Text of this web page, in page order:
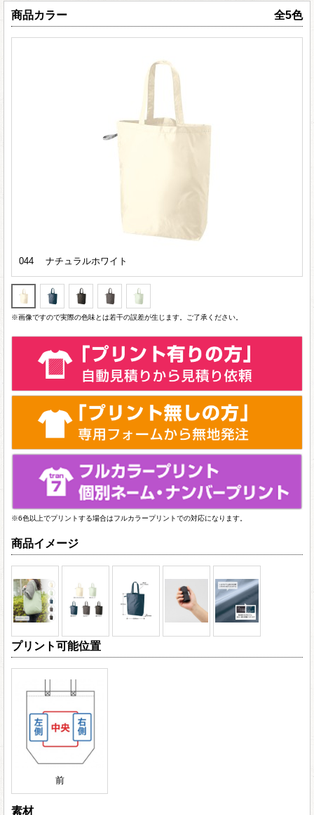
商品カラー 全5色
044 ナチュラルホワイト
※画像ですので実際の色味とは若干の誤差が生じます。ご了承ください。
※6色以上でプリントする場合はフルカラープリントでの対応になります。
商品イメージ
プリント可能位置
前
素材